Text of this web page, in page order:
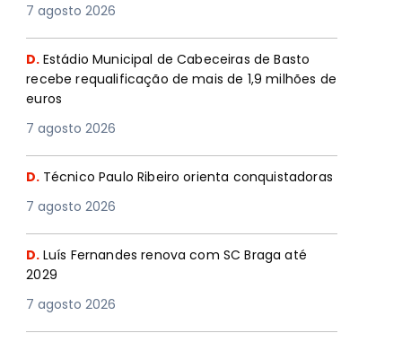
7 agosto 2026
D. Estádio Municipal de Cabeceiras de Basto
recebe requalificação de mais de 1,9 milhões de
euros
7 agosto 2026
D. Técnico Paulo Ribeiro orienta conquistadoras
7 agosto 2026
D. Luís Fernandes renova com SC Braga até
2029
7 agosto 2026